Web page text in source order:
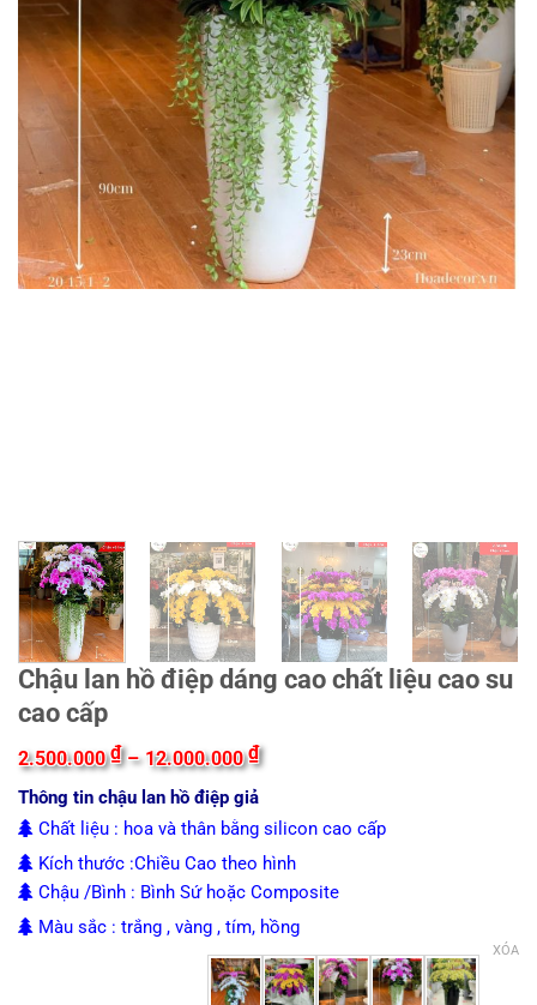
Chậu lan hồ điệp dáng cao chất liệu cao su
cao cấp
2.500.000₫ – 12.000.000₫Khoảng
giá:
2.500.000 ₫
đến
Thông tin chậu lan hồ điệp giả
Chất liệu : hoa và thân bằng silicon cao cấp
Kích thước :Chiều Cao theo hình
Chậu /Bình : Bình Sứ hoặc Composite
Màu sắc : trắng , vàng , tím, hồng
XÓA